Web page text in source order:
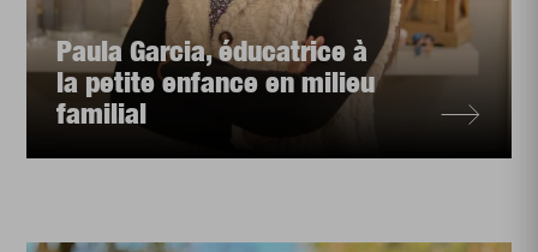
Paula Garcia, éducatrice à
la petite enfance en milieu
familial